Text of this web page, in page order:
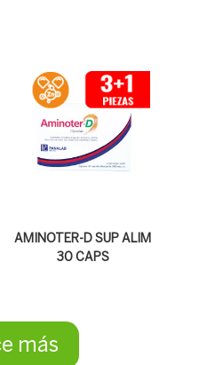
AMINOTER-D SUP ALIM
30 CAPS
más